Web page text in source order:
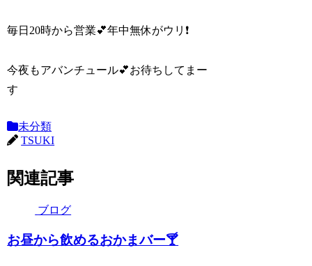
毎日20時から営業💕年中無休がウリ❗
今夜もアバンチュール💕お待ちしてまー
す
未分類
TSUKI
関連記事
ブログ
お昼から飲めるおかまバー🍸